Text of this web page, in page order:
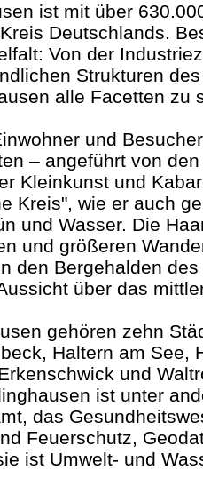
ist mit über
Deutschlands.
Von der
Strukturen
alle Facetten zu
und
– angeführt von
Kleinkunst und
Kreis", wie er auch
und Wasser. Die
und größeren
den Bergehalden
über das
gehören zehn
Haltern am See,
und
ist unter
das
Feuerschutz,
ist Umwelt- und